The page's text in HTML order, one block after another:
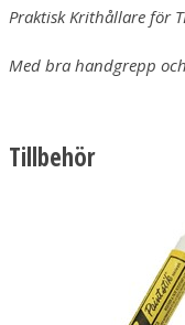
Praktisk Krithållare för
Med bra handgrepp
Tillbehör